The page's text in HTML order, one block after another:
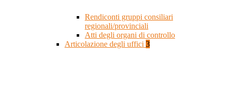
Rendiconti gruppi consiliari
regionali/provinciali
Atti degli organi di controllo
Articolazione degli uffici 3